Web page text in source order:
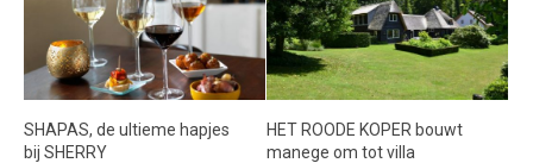
SHAPAS, de ultieme hapjes
bij SHERRY
HET ROODE KOPER bouwt
manege om tot villa